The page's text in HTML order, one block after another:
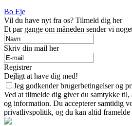
Bo Eje
Vil du have nyt fra os? Tilmeld dig her
Et par gange om måneden sender vi
Skriv din mail her
Registrer
Dejligt at have dig med!
Jeg godkender brugerbetingelser og
Ved at tilmelde dig giver du samtykke til,
og information. Du accepterer samtidig
privatlivspolitik, og du kan altid framelde